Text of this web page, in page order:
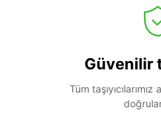
Güvenilir
Tüm